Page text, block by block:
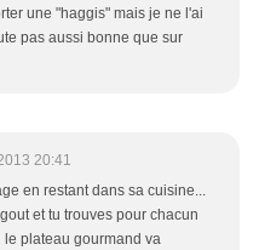
une "haggis" mais je ne l'ai
pas aussi bonne que sur
20:41
en restant dans sa cuisine...
et tu trouves pour chacun
plateau gourmand va